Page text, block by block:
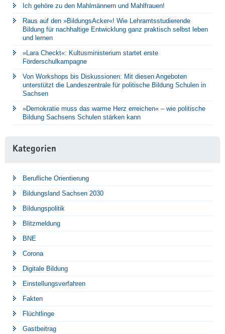
Ich gehöre zu den Mahlmännern und Mahlfrauen!
Raus auf den »BildungsAcker«! Wie Lehramtsstudierende
Bildung für nachhaltige Entwicklung ganz praktisch selbst leben
und lernen
»Lara Checkt«: Kultusministerium startet erste
Förderschulkampagne
Von Workshops bis Diskussionen: Mit diesen Angeboten
unterstützt die Landeszentrale für politische Bildung Schulen in
Sachsen
»Demokratie muss das warme Herz erreichen« – wie politische
Bildung Sachsens Schulen stärken kann
Kategorien
Berufliche Orientierung
Bildungsland Sachsen 2030
Bildungspolitik
Blitzmeldung
BNE
Corona
Digitale Bildung
Einstellungsverfahren
Fakten
Flüchtlinge
Gastbeitrag